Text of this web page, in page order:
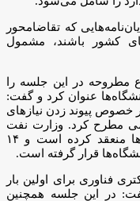
که تقاضامحور
کشور باشند، مشمول
در این جلسه را
عنوان کرد و گفت:
پیوند زدن نیازهای
مطرح کرد. وزارت نفت
قراردادهایی را با دانشگاه‌ها و پژوهشگاه‌ها منعقد کرده است و ۱۴
قرار گرفته است.
فناوری برای اولین بار
در این جلسه همچنین